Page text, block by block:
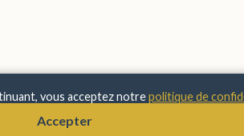
Confidentialité
vous acceptez notrepolitique de
Accepter